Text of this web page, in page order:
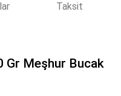
Taksit
Gr Meşhur Bucak